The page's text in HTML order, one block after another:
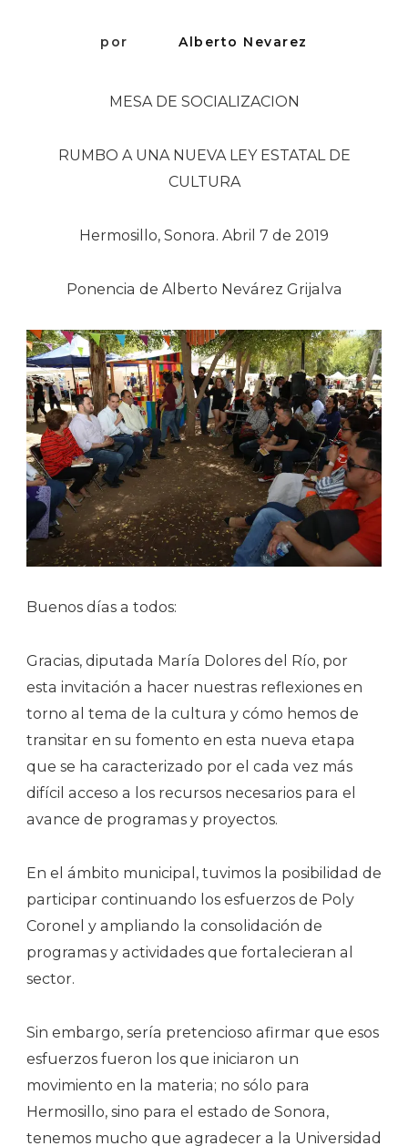
por Alberto Nevarez
MESA DE SOCIALIZACION
RUMBO A UNA NUEVA LEY ESTATAL DE
CULTURA
Hermosillo, Sonora. Abril 7 de 2019
Ponencia de Alberto Nevárez Grijalva
Buenos días a todos:
Gracias, diputada María Dolores del Río, por
esta invitación a hacer nuestras reflexiones en
torno al tema de la cultura y cómo hemos de
transitar en su fomento en esta nueva etapa
que se ha caracterizado por el cada vez más
difícil acceso a los recursos necesarios para el
avance de programas y proyectos.
En el ámbito municipal, tuvimos la posibilidad de
participar continuando los esfuerzos de Poly
Coronel y ampliando la consolidación de
programas y actividades que fortalecieran al
sector.
Sin embargo, sería pretencioso afirmar que esos
esfuerzos fueron los que iniciaron un
movimiento en la materia; no sólo para
Hermosillo, sino para el estado de Sonora,
tenemos mucho que agradecer a la Universidad